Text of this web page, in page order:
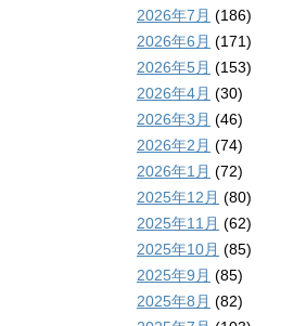
2026年7月 (186)
2026年6月 (171)
2026年5月 (153)
2026年4月 (30)
2026年3月 (46)
2026年2月 (74)
2026年1月 (72)
2025年12月 (80)
2025年11月 (62)
2025年10月 (85)
2025年9月 (85)
2025年8月 (82)